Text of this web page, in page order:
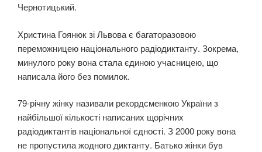
Чернотицький.
Христина Гоянюк зі Львова є багаторазовою
переможницею національного радіодиктанту. Зокрема,
минулого року вона стала єдиною учасницею, що
написала його без помилок.
79-річну жінку називали рекордсменкою України з
найбільшої кількості написаних щорічних
радіодиктантів національної єдності. З 2000 року вона
не пропустила жодного диктанту. Батько жінки був